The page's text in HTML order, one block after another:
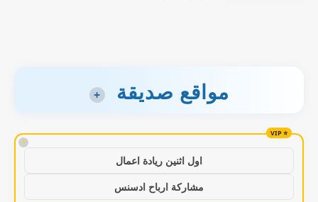
مواقع صديقة +
!
اول اثنين ريادة اعمال
مشاركة ارباح ادسنس